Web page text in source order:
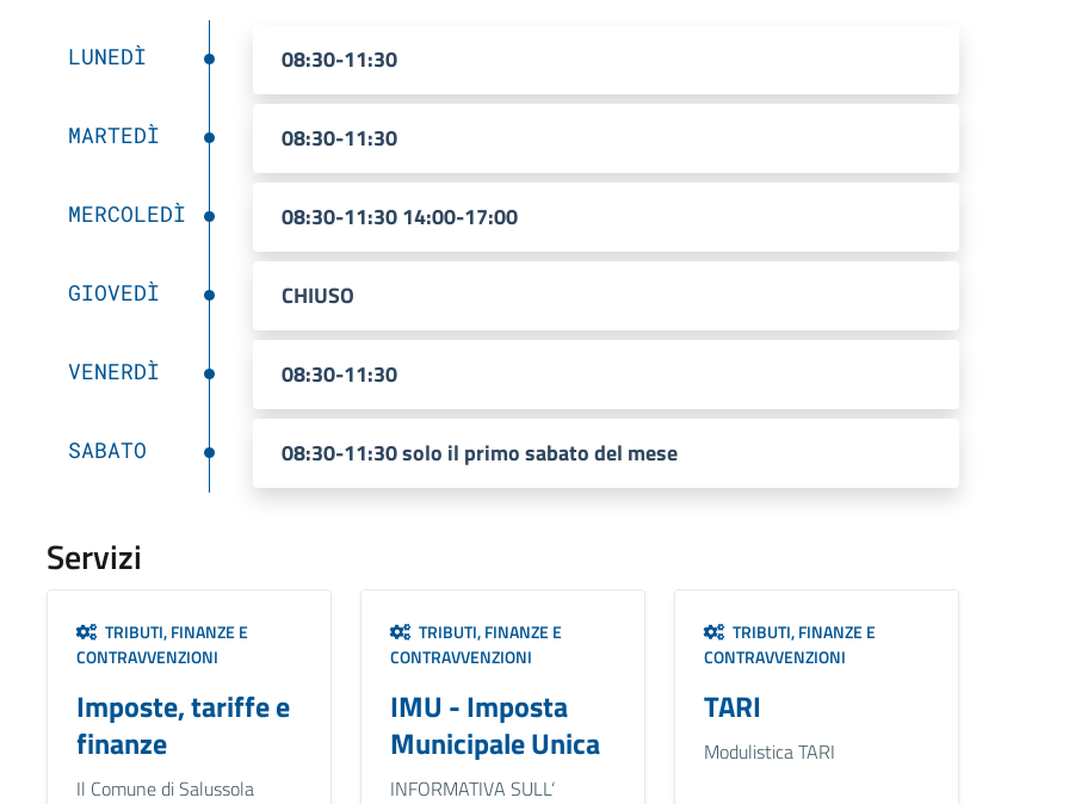
LUNEDÌ 08:30-11:30
MARTEDÌ 08:30-11:30
MERCOLEDÌ 08:30-11:30 14:00-17:00
GIOVEDÌ CHIUSO
VENERDÌ 08:30-11:30
SABATO 08:30-11:30 solo il primo sabato del mese
Servizi
TRIBUTI, FINANZE E
CONTRAVVENZIONI
Imposte, tariffe e
finanze
Il Comune di Salussola
TRIBUTI, FINANZE E
CONTRAVVENZIONI
IMU - Imposta
Municipale Unica
INFORMATIVA SULL‘
TRIBUTI, FINANZE E
CONTRAVVENZIONI
TARI
Modulistica TARI